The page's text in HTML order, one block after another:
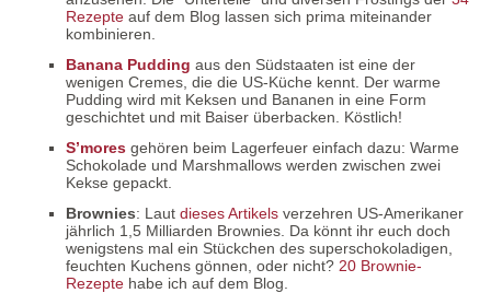
Rezepte auf dem Blog lassen sich prima miteinander
kombinieren.
Banana Pudding aus den Südstaaten ist eine der
wenigen Cremes, die die US-Küche kennt. Der warme
Pudding wird mit Keksen und Bananen in eine Form
geschichtet und mit Baiser überbacken. Köstlich!
S’mores gehören beim Lagerfeuer einfach dazu: Warme
Schokolade und Marshmallows werden zwischen zwei
Kekse gepackt.
Brownies: Laut dieses Artikels verzehren US-Amerikaner
jährlich 1,5 Milliarden Brownies. Da könnt ihr euch doch
wenigstens mal ein Stückchen des superschokoladigen,
feuchten Kuchens gönnen, oder nicht? 20 Brownie-
Rezepte habe ich auf dem Blog.